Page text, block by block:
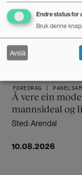
FOREDRAG |
Å vere ein
mannsideal
Sted: Arendal
10.08.2026
Endre status for
Bruk denne
Avslå